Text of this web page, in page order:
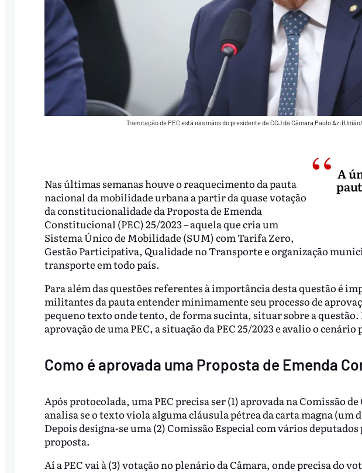
Tramitação de PEC está nas mãos do presidente da CCJ da Câmara Paulo Azi
A
Nas últimas semanas houve o reaquecimento da pauta
nacional da mobilidade urbana a partir da quase votação
da constitucionalidade da Proposta de Emenda
Constitucional (PEC) 25/2023 – aquela que cria um
Sistema Único de Mobilidade (SUM) com Tarifa Zero,
Gestão Participativa, Qualidade no Transporte e organização
transporte em todo país.
Para além das questões referentes à importância desta questão é
militantes da pauta entender minimamente seu processo de
pequeno texto onde tento, de forma sucinta, situar sobre a questão.
aprovação de uma PEC, a situação da PEC 25/2023 e avalio o cenário
Como é aprovada uma Proposta de Emenda
Após protocolada, uma PEC precisa ser (1) aprovada na Comissão
analisa se o texto viola alguma cláusula pétrea da carta magna (um
Depois designa-se uma (2) Comissão Especial com vários
proposta.
Aí a PEC vai à (3) votação no plenário da Câmara, onde precisa do